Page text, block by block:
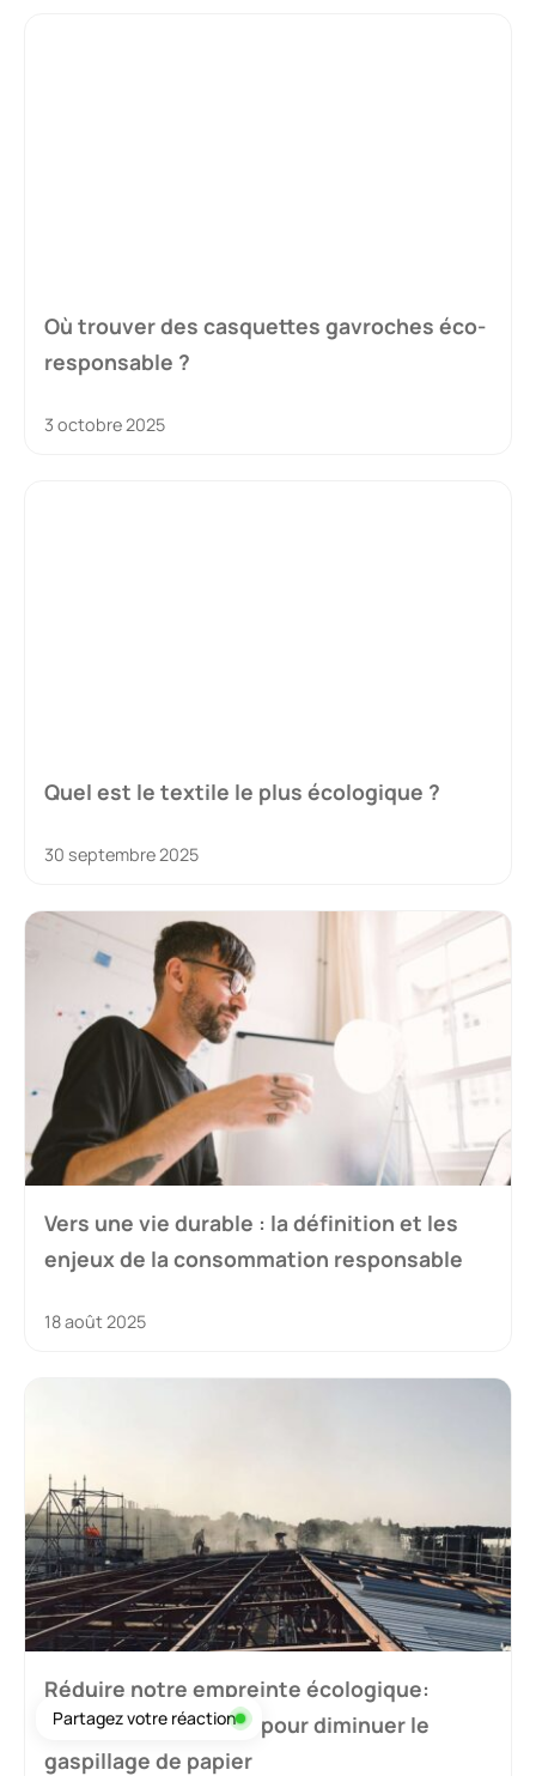
Où trouver des casquettes gavroches éco-
responsable ?
3 octobre 2025
Quel est le textile le plus écologique ?
30 septembre 2025
Vers une vie durable : la définition et les
enjeux de la consommation responsable
18 août 2025
Réduire notre empreinte écologique:
Stratégies efficaces pour diminuer le
gaspillage de papier
Partagez votre réaction